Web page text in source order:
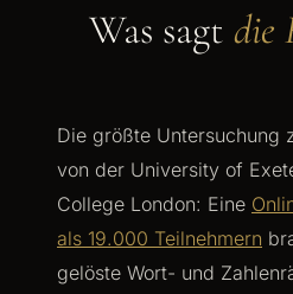
Was sagt die
Die größte Untersuchung
von der University of
College London: Eine
als 19.000 Teilnehmern
gelöste Wort- und